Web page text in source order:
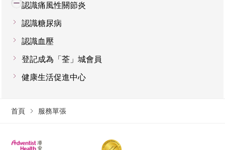
認識痛風性關節炎
認識糖尿病
認識血壓
登記成為「荃」城會員
健康生活促進中心
首頁 服務單張